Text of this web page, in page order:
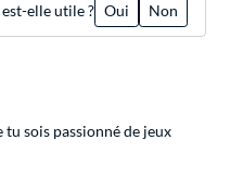
elle utile ? Oui Non
sois passionné de jeux